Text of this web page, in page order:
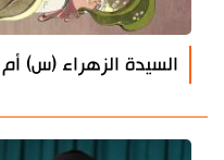
السيدة الزهراء (س) أم